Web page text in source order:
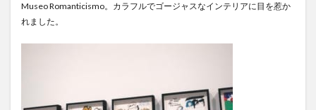
Museo Romanticismo。カラフルでゴージャスなインテリアに目を惹か
れました。留学プログラム
話してみよう韓国語
語学堂
誠信女子大学校